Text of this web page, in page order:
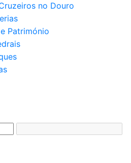
no Douro​
Património